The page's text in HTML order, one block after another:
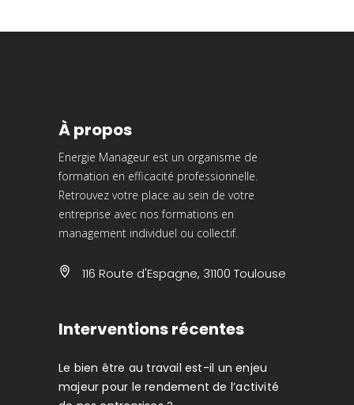
À propos
Energie Manageur est un organisme de
formation en efficacité professionnelle.
Retrouvez votre place au sein de votre
entreprise avec nos formations en
management individuel ou collectif.
116 Route d'Espagne, 31100 Toulouse
Interventions récentes
Le bien être au travail est-il un enjeu
majeur pour le rendement de l’activité